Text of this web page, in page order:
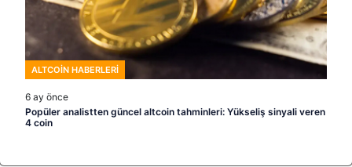
ALTCOIN HABERLERI
6 ay önce
Popüler analistten güncel altcoin tahminleri: Yükseliş sinyali veren
4 coin